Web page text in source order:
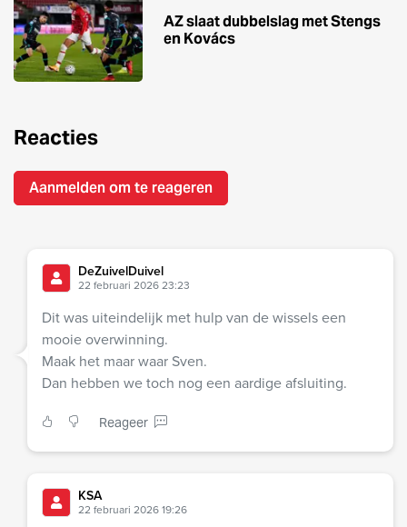
AZ slaat dubbelslag met Stengs
en Kovács
Reacties
Aanmelden om te reageren
DeZuivelDuivel
22 februari 2026 23:23
Dit was uiteindelijk met hulp van de wissels een
mooie overwinning.
Maak het maar waar Sven.
Dan hebben we toch nog een aardige afsluiting.
Reageer
KSA
22 februari 2026 19:26